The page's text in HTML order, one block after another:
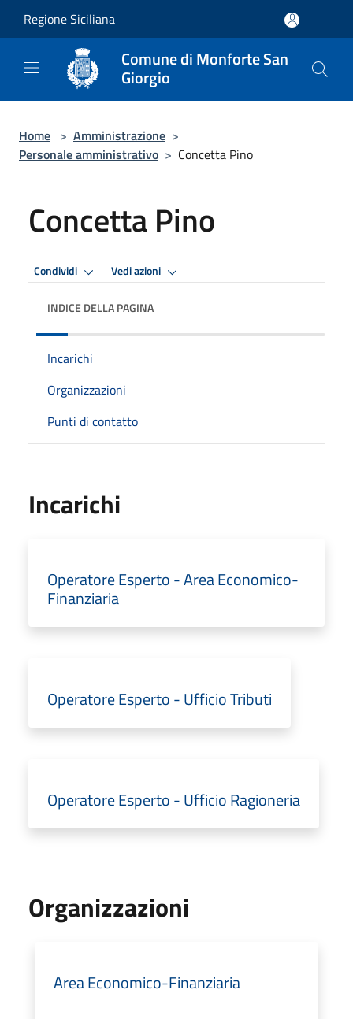
Regione Siciliana
Comune di Monforte San
Giorgio
Home > Amministrazione >
Personale amministrativo > Concetta Pino
Concetta Pino
Condividi Vedi azioni
INDICE DELLA PAGINA
Incarichi
Organizzazioni
Punti di contatto
Incarichi
Operatore Esperto - Area Economico-
Finanziaria
Operatore Esperto - Ufficio Tributi
Operatore Esperto - Ufficio Ragioneria
Organizzazioni
Area Economico-Finanziaria